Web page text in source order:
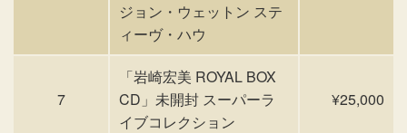
ジョン・ウェットン ステ
ィーヴ・ハウ
7
「岩崎宏美 ROYAL BOX
CD」未開封 スーパーラ
イブコレクション
¥25,000